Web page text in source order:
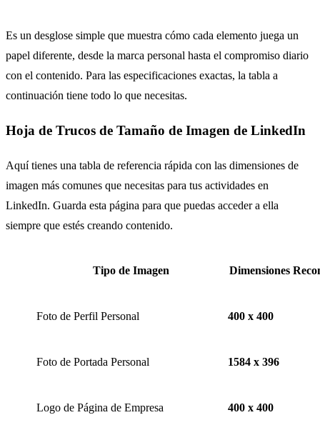
Es un desglose simple que muestra cómo cada elemento juega un
papel diferente, desde la marca personal hasta el compromiso diario
con el contenido. Para las especificaciones exactas, la tabla a
continuación tiene todo lo que necesitas.
Hoja de Trucos de Tamaño de Imagen de LinkedIn
Aquí tienes una tabla de referencia rápida con las dimensiones de
imagen más comunes que necesitas para tus actividades en
LinkedIn. Guarda esta página para que puedas acceder a ella
siempre que estés creando contenido.
Tipo de Imagen Dimensiones
Foto de Perfil Personal 400 x 400
Foto de Portada Personal 1584 x 396
Logo de Página de Empresa 400 x 400